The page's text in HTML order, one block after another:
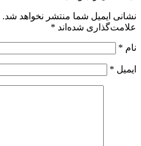
نشانی ایمیل شما منتشر نخواهد شد.
علامت‌گذاری شده‌اند *
نام *
ایمیل *